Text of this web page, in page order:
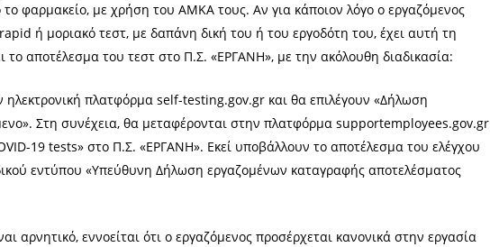
φαρμακείο, με χρήση του ΑΜΚΑ τους. Αν για κάποιον λόγο ο εργαζόμενος
ή μοριακό τεστ, με δαπάνη δική του ή του εργοδότη του, έχει αυτή τη
αποτέλεσμα του τεστ στο Π.Σ. «ΕΡΓΑΝΗ», με την ακόλουθη διαδικασία:
ηλεκτρονική πλατφόρμα self-testing.gov.gr και θα επιλέγουν «Δήλωση
Στη συνέχεια, θα μεταφέρονται στην πλατφόρμα supportemployees.gov.gr
19 tests» στο Π.Σ. «ΕΡΓΑΝΗ». Εκεί υποβάλλουν το αποτέλεσμα του ελέγχου
εντύπου «Υπεύθυνη Δήλωση εργαζομένων καταγραφής αποτελέσματος
αρνητικό, εννοείται ότι ο εργαζόμενος προσέρχεται κανονικά στην εργασία